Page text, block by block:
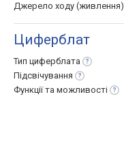
Джерело ходу (живлення)
Циферблат
Тип циферблата
Підсвічування
Функції та можливості